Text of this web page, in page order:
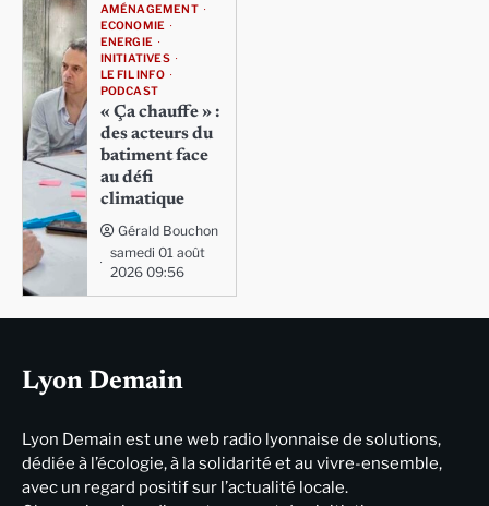
AMÉNAGEMENT
ECONOMIE
ENERGIE
INITIATIVES
LE FIL INFO
PODCAST
« Ça chauffe » :
des acteurs du
batiment face
au défi
climatique
Gérald Bouchon
samedi 01 août
2026 09:56
Lyon Demain
Lyon Demain est une web radio lyonnaise de solutions,
dédiée à l’écologie, à la solidarité et au vivre-ensemble,
avec un regard positif sur l’actualité locale.